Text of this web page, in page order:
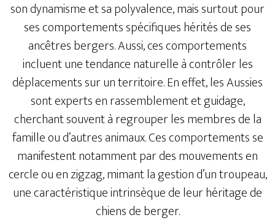
son dynamisme et sa polyvalence, mais surtout pour
ses comportements spécifiques hérités de ses
ancêtres bergers. Aussi, ces comportements
incluent une tendance naturelle à contrôler les
déplacements sur un territoire. En effet, les Aussies
sont experts en rassemblement et guidage,
cherchant souvent à regrouper les membres de la
famille ou d’autres animaux. Ces comportements se
manifestent notamment par des mouvements en
cercle ou en zigzag, mimant la gestion d’un troupeau,
une caractéristique intrinsèque de leur héritage de
chiens de berger.